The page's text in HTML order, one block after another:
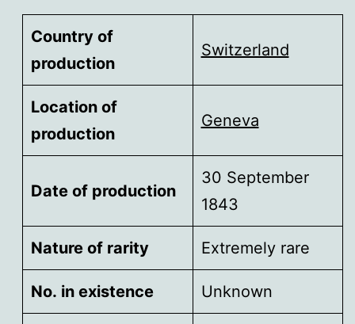
Country of
production
Switzerland
Location of
production
Geneva
Date of production
30 September
1843
Nature of rarity Extremely rare
No. in existence Unknown